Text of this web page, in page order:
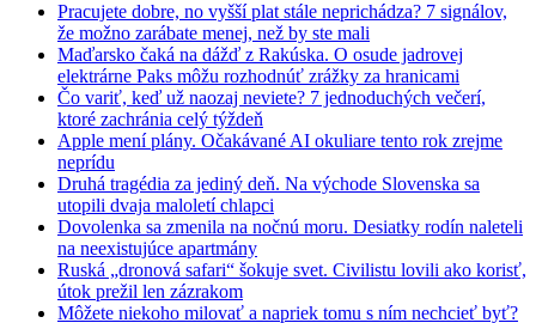
Pracujete dobre, no vyšší plat stále neprichádza? 7 signálov,
že možno zarábate menej, než by ste mali
Maďarsko čaká na dážď z Rakúska. O osude jadrovej
elektrárne Paks môžu rozhodnúť zrážky za hranicami
Čo variť, keď už naozaj neviete? 7 jednoduchých večerí,
ktoré zachránia celý týždeň
Apple mení plány. Očakávané AI okuliare tento rok zrejme
neprídu
Druhá tragédia za jediný deň. Na východe Slovenska sa
utopili dvaja maloletí chlapci
Dovolenka sa zmenila na nočnú moru. Desiatky rodín naleteli
na neexistujúce apartmány
Ruská „dronová safari“ šokuje svet. Civilistu lovili ako korisť,
útok prežil len zázrakom
Môžete niekoho milovať a napriek tomu s ním nechcieť byť?